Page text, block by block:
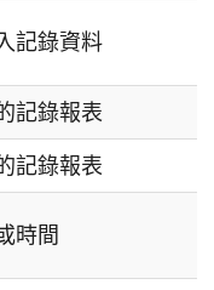
記錄資料
記錄報表
記錄報表
時間